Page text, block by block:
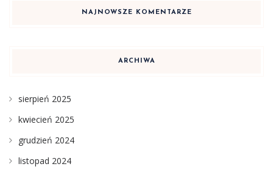
NAJNOWSZE KOMENTARZE
ARCHIWA
sierpień 2025
kwiecień 2025
grudzień 2024
listopad 2024